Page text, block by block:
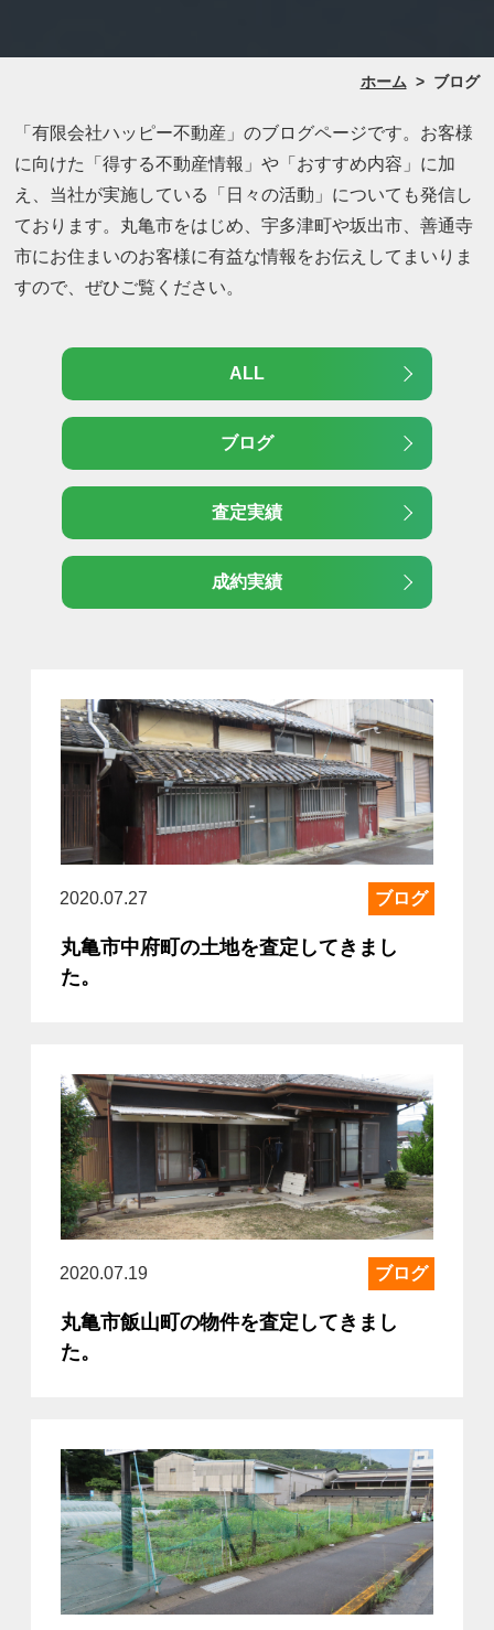
ホーム > ブログ
「有限会社ハッピー不動産」のブログページです。お客様
に向けた「得する不動産情報」や「おすすめ内容」に加
え、当社が実施している「日々の活動」についても発信し
ております。丸亀市をはじめ、宇多津町や坂出市、善通寺
市にお住まいのお客様に有益な情報をお伝えしてまいりま
すので、ぜひご覧ください。
ALL
ブログ
査定実績
成約実績
2020.07.27 ブログ
丸亀市中府町の土地を査定してきまし
た。
2020.07.19 ブログ
丸亀市飯山町の物件を査定してきまし
た。